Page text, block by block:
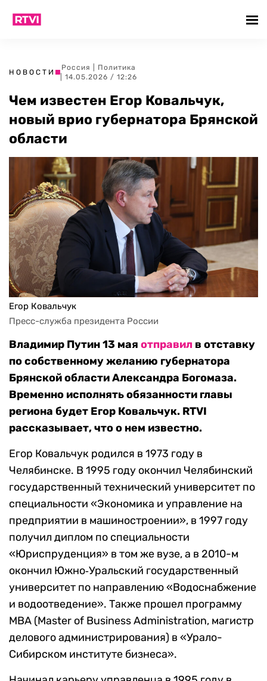
НОВОСТИ
Россия
Политика
| 14.05.2026 / 12:26
Чем известен Егор Ковальчук,
новый врио губернатора Брянской
области
Егор Ковальчук
Пресс-служба президента России
Владимир Путин 13 мая отправил в отставку
по собственному желанию губернатора
Брянской области Александра Богомаза.
Временно исполнять обязанности главы
региона будет Егор Ковальчук. RTVI
рассказывает, что о нем известно.
Егор Ковальчук родился в 1973 году в
Челябинске. В 1995 году окончил Челябинский
государственный технический университет по
специальности «Экономика и управление на
предприятии в машиностроении», в 1997 году
получил диплом по специальности
«Юриспруденция» в том же вузе, а в 2010-м
окончил Южно‑Уральский государственный
университет по направлению «Водоснабжение
и водоотведение». Также прошел программу
MBA (Master of Business Administration, магистр
делового администрирования) в «Урало-
Сибирском институте бизнеса».